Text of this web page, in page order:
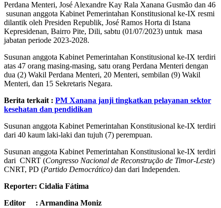
Perdana Menteri, José Alexandre Kay Rala Xanana Gusmão dan 46
susunan anggota Kabinet Pemerintahan Konstitusional ke-IX resmi
dilantik oleh Presiden Republik, José Ramos Horta di Istana
Kepresidenan, Bairro Pite, Dili, sabtu (01/07/2023) untuk masa
jabatan periode 2023-2028.
Susunan anggota Kabinet Pemerintahan Konstitusional ke-IX terdiri
atas 47 orang masing-masing, satu orang Perdana Menteri dengan
dua (2) Wakil Perdana Menteri, 20 Menteri, sembilan (9) Wakil
Menteri, dan 15 Sekretaris Negara.
Berita terkait : PM Xanana janji tingkatkan pelayanan sektor
kesehatan dan pendidikan
Susunan anggota Kabinet Pemerintahan Konstitusional ke-IX terdiri
dari 40 kaum laki-laki dan tujuh (7) perempuan.
Susunan anggota Kabinet Pemerintahan Konstitusional ke-IX terdiri
dari CNRT (Congresso Nacional de Reconstrução de Timor-Leste)
CNRT, PD (Partido Democrático) dan dari Independen.
Reporter: Cidalia Fátima
Editor : Armandina Moniz